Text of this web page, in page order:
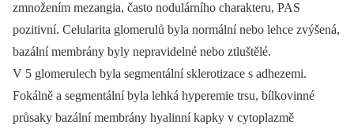
zmnožením mezangia, často nodulárního charakteru, PAS
pozitivní. Celularita glomerulů byla normální nebo lehce zvýšená,
bazální membrány byly nepravidelné nebo ztluštělé.
V 5 glomerulech byla segmentální sklerotizace s adhezemi.
Fokálně a segmentální byla lehká hyperemie trsu, bílkovinné
průsaky bazální membrány hyalinní kapky v cytoplazmě